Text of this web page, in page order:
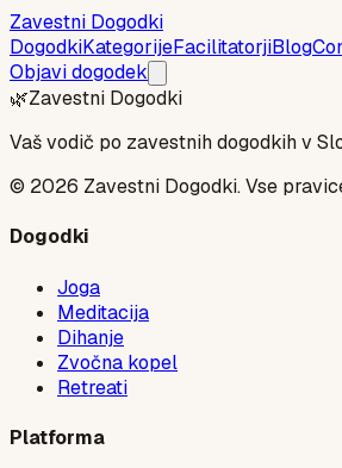
Zavestni Dogodki
DogodkiKategorijeFacilitatorjiBlog
Objavi dogodek
🌿Zavestni Dogodki
Vaš vodič po zavestnih dogodkih v
© 2026 Zavestni Dogodki. Vse
Dogodki
Joga
Meditacija
Dihanje
Zvočna kopel
Retreati
Platforma